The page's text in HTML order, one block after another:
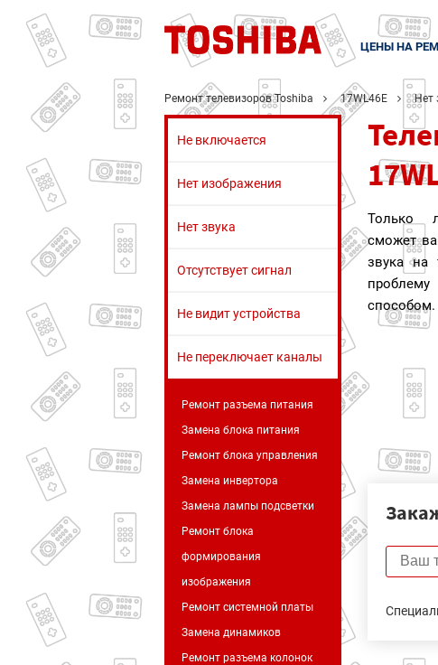
ЦЕНЫ НА
Ремонт телевизоров Toshiba 17WL46E Нет
Не включается
Нет изображения
Нет звука
Отсутствует сигнал
Не видит устройства
Не переключает каналы
Ремонт разъема питания
Замена блока питания
Ремонт блока управления
Замена инвертора
Замена лампы подсветки
Ремонт блока
формирования
изображения
Ремонт системной платы
Замена динамиков
Ремонт разъема колонок
Только
сможет
звука на
способом.